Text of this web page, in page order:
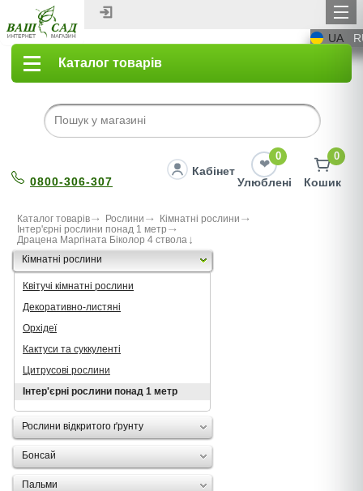
UA
Каталог товарів
0800-306-307
Кабінет
0
Улюблені
0
Кошик
Каталог товарів Рослини
Кімнатні рослини
Інтер'єрні рослини понад 1 метр
Драцена Маргіната Біколор 4 ствола
Кімнатні рослини
Квітучі кімнатні рослини
Декоративно-листяні
Орхідеї
Кактуси та суккуленті
Цитрусові рослини
Інтер'єрні рослини понад 1 метр
Рослини відкритого ґрунту
Бонсай
Пальми